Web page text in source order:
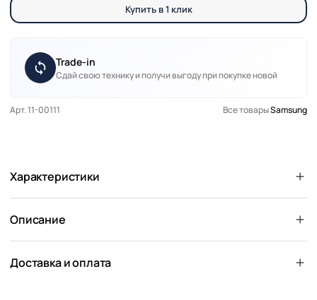
Купить в 1 клик
Trade-in
Сдай свою технику и получи выгоду при покупке новой
Арт. 11-00111 Все товарыSamsung
Характеристики
Описание
Доставка и оплата